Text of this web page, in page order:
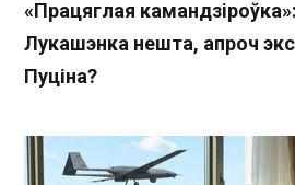
«Працяглая
Лукашэнка нешта, апроч
Пуціна?